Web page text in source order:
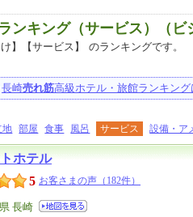
キング（サービス）（ビ
】【サービス】
のランキングです。
長崎売れ筋高級ホテル・旅館ランキング
地 部屋 食事 風呂 サービス 設備・ア
ホテル
5 お客さまの声（182件）
長崎